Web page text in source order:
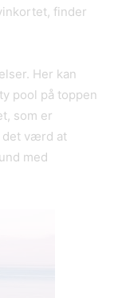
finder
Her kan
pool på toppen
som er
det værd at
med